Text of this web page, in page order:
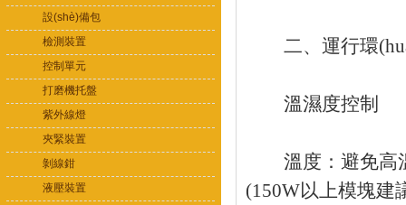
設(shè)備包
檢測裝置
控制單元
打磨機托盤
紫外線燈
夾緊裝置
剝線鉗
液壓裝置
二、運行環
溫濕度控制
溫度：避免高溫
(150W以上模塊建